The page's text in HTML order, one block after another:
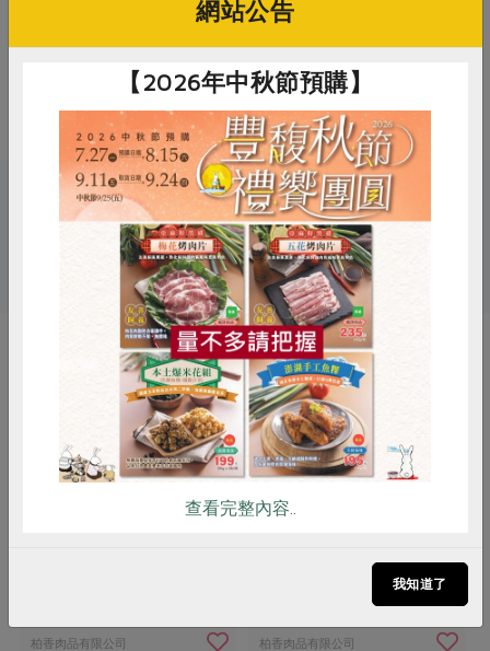
2. 開封後請盡速食用完畢
產管線有處理含麩質之穀物及其製
品。
關鍵字
# 柏香 # 牛肉 # 漢堡肉
你可能有興趣的產品
柏香肉品有限公司 柏香肉品有限公司
RPET 食譜 減硝酸鹽
雞蛋 食安 共同購買
網站公告
【2026年中秋節預購】
查看完整內容..
我知道了